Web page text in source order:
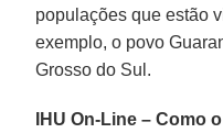
populações que estão
exemplo, o povo
Grosso do Sul.
IHU On-Line – Como